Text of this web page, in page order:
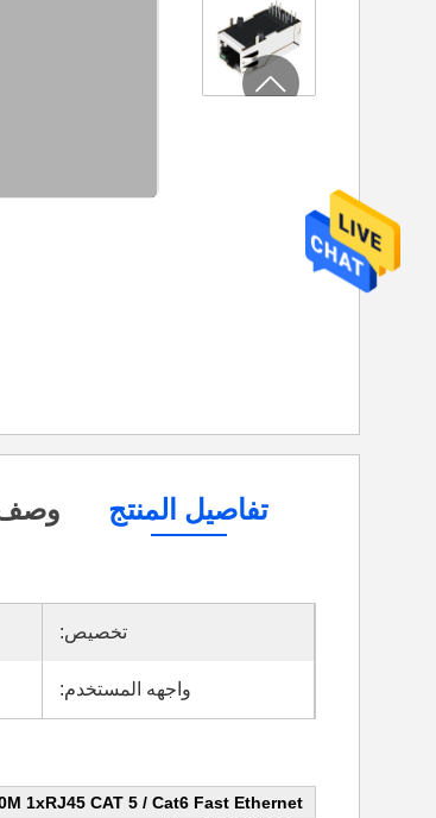
تفاصيل المنتج وصف
تخصيص:
واجهه المستخدم:
1xRJ45 CAT 5 / Cat6 Fast Ethernet